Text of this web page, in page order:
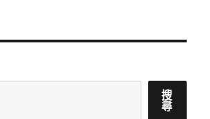
搜
尋